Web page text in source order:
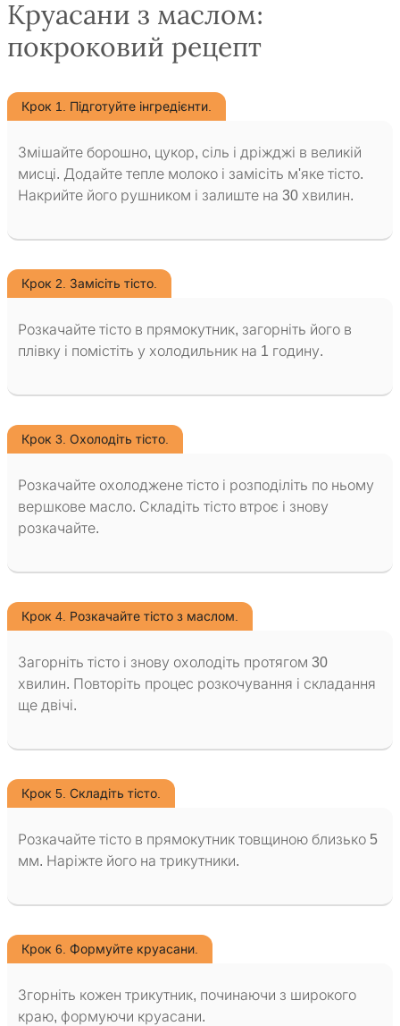
Круасани з маслом:
покроковий рецепт
Крок 1. Підготуйте інгредієнти.
Змішайте борошно, цукор, сіль і дріжджі в великій
мисці. Додайте тепле молоко і замісіть м'яке тісто.
Накрийте його рушником і залиште на 30 хвилин.
Крок 2. Замісіть тісто.
Розкачайте тісто в прямокутник, загорніть його в
плівку і помістіть у холодильник на 1 годину.
Крок 3. Охолодіть тісто.
Розкачайте охолоджене тісто і розподіліть по ньому
вершкове масло. Складіть тісто втроє і знову
розкачайте.
Крок 4. Розкачайте тісто з маслом.
Загорніть тісто і знову охолодіть протягом 30
хвилин. Повторіть процес розкочування і складання
ще двічі.
Крок 5. Складіть тісто.
Розкачайте тісто в прямокутник товщиною близько 5
мм. Наріжте його на трикутники.
Крок 6. Формуйте круасани.
Згорніть кожен трикутник, починаючи з широкого
краю, формуючи круасани.